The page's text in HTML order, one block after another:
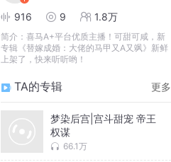
916 9 1.8万
简介： 喜马A+平台优质主播！可甜可咸，新
专辑《替嫁成婚：大佬的马甲又A又飒》新鲜
上架了，快来听听哟！
TA的专辑 更多
梦染后宫|宫斗甜宠 帝王
权谋
66.1万